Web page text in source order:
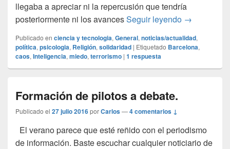
llegaba a apreciar ni la repercusión que tendría
posteriormente ni los avancesSeguir leyendo ¿Y
→
Publicado en ciencia y tecnologia, General, noticias/actualidad,
política, psicologia, Religión, solidaridad | Etiquetado Barcelona,
caos, Inteligencia, miedo, terrorismo | 1 respuesta
Formación de pilotos a debate.
Publicado el 27 julio 2016porCarlos—4 comentarios ↓
El verano parece que esté reñido con el periodismo
de información. Baste escuchar cualquier noticiario de